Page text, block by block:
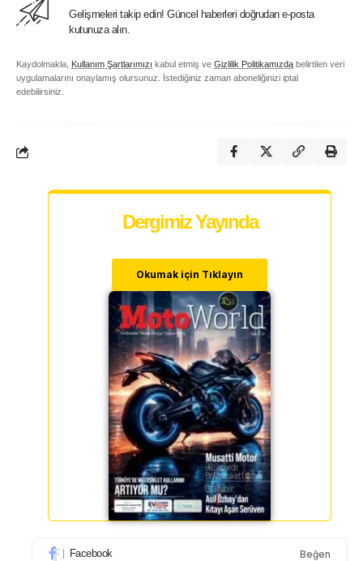
Gelişmeleri takip edin! Güncel haberleri doğrudan e-posta
kutunuza alın.
Kaydolmakla, Kullanım Şartlarımızı kabul etmiş ve Gizlilik Politikamızda belirtilen veri
uygulamalarını onaylamış olursunuz. İstediğiniz zaman aboneliğinizi iptal
edebilirsiniz.
Dergimiz Yayında
Okumak için Tıklayın
Facebook Beğen